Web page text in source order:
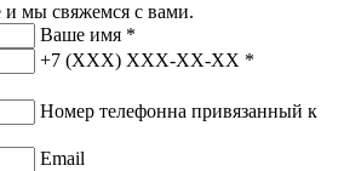
мы свяжемся с вами.
Ваше имя *
+7 (XXX) XXX-XX-XX *
Номер телефонна привязанный к
Email